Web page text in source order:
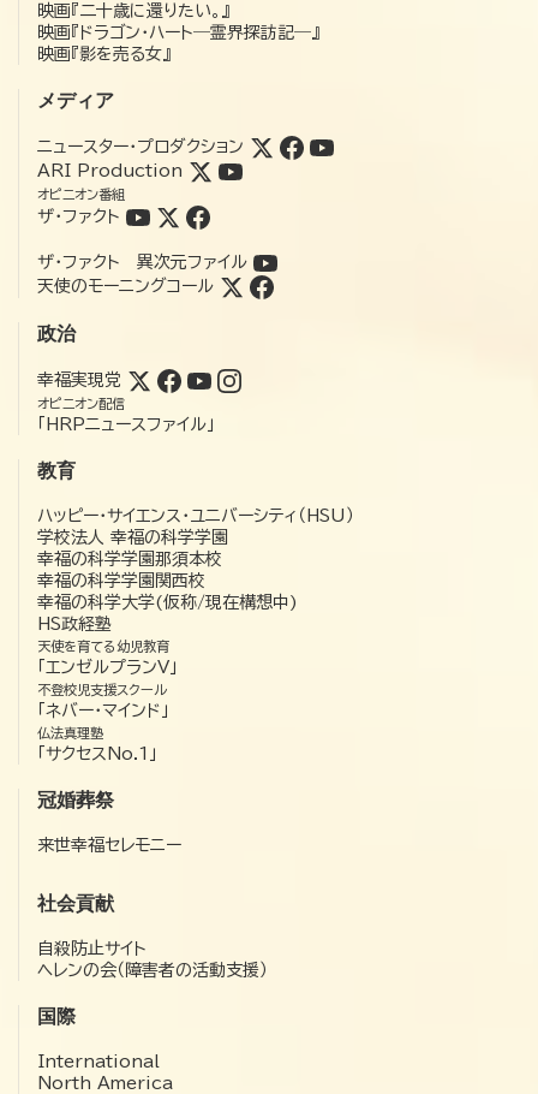
映画『二十歳に還りたい。』
映画『ドラゴン・ハート―霊界探訪記―』
映画『影を売る女』
メディア
ニュースター・プロダクション
ARI Production
オピニオン番組
ザ・ファクト
ザ・ファクト 異次元ファイル
天使のモーニングコール
政治
幸福実現党
オピニオン配信
「HRPニュースファイル」
教育
ハッピー・サイエンス・ユニバーシティ（HSU）
学校法人 幸福の科学学園
幸福の科学学園那須本校
幸福の科学学園関西校
幸福の科学大学(仮称/現在構想中)
HS政経塾
天使を育てる幼児教育
「エンゼルプランV」
不登校児支援スクール
「ネバー・マインド」
仏法真理塾
「サクセスNo.1」
冠婚葬祭
来世幸福セレモニー
社会貢献
自殺防止サイト
ヘレンの会（障害者の活動支援）
国際
International
North America